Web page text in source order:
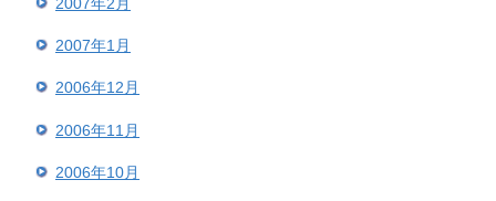
2007年1月
2006年12月
2006年11月
2006年10月